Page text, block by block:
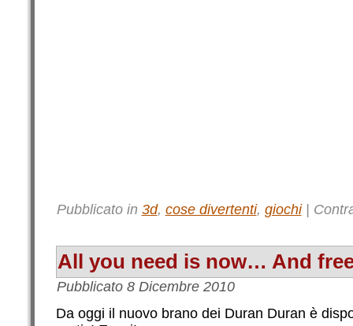
Pubblicato in 3d, cose divertenti, giochi|
All you need is now… And
Pubblicato 8 Dicembre 2010
Da oggi il nuovo brano dei Duran Duran è